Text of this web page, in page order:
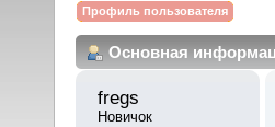
Профиль пользователя
Основная
fregs
Новичок